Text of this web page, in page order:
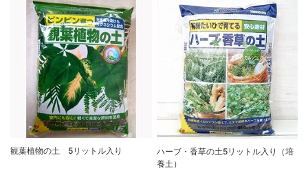
観葉植物の土 5リットル入り
ハーブ・香草の土5リットル入り（培
養土）